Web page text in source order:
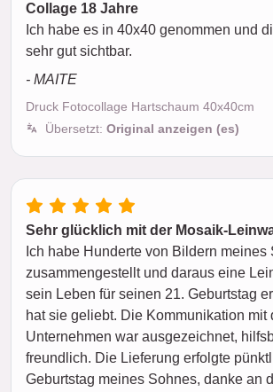
Collage 18 Jahre
Ich habe es in 40x40 genommen und
sehr gut sichtbar.
- MAITE
Druck Fotocollage Hartschaum 40x40cm
Übersetzt: Original anzeigen (es)
Sehr glücklich mit der Mosaik-
Ich habe Hunderte von Bildern meines
zusammengestellt und daraus eine
sein Leben für seinen 21. Geburtstag
hat sie geliebt. Die Kommunikation mit
Unternehmen war ausgezeichnet,
freundlich. Die Lieferung erfolgte
Geburtstag meines Sohnes, danke an